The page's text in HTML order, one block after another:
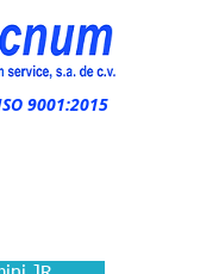
9001:2015